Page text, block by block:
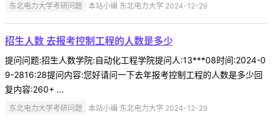
东北电力大学考研问题 本站小编 东北电力大学 2024-12-29
招生人数 去报考控制工程的人数是多少
提问问题:招生人数学院:自动化工程学院提问人:13***08时间:2024-0
9-2816:28提问内容:您好请问一下去年报考控制工程的人数是多少回
复内容:260+ ...
东北电力大学考研问题 本站小编 东北电力大学 2024-12-29